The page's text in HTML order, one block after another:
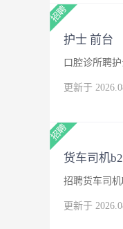
护士 前台
口腔诊所聘
更新于
货车司机b2
招聘货车司
更新于